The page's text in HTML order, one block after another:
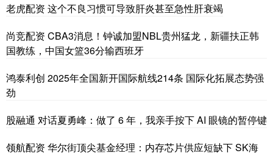
老虎配资 这个不良习惯可导致肝炎甚至急性肝衰竭
尚竞配资 CBA3消息！钟诚加盟NBL贵州猛龙，新疆扶正韩
国教练，中国女篮36分输西班牙
鸿泰利创 2025年全国新开国际航线214条 国际化拓展态势强
劲
股融通 对话夏勇峰：做了 6 年，我亲手按下 AI 眼镜的暂停键
领航配资 华尔街顶尖基金经理：内存芯片供应短缺下 SK海